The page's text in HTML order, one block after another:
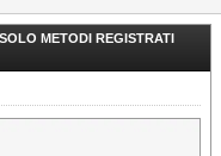
METODI REGISTRATI